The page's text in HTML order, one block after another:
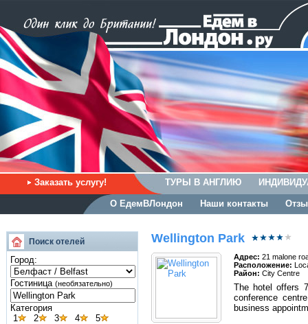
Заказать услугу! ТУРЫ В АНГЛИЮ
О ЕдемВЛондон Наши контакты
Поиск отелей
Город:
Гостиница (необязательно)
Категория
1
2 3 4 5
Wellington Park
Адрес: 21 malone
Расположение:
Район: City Centre
The hotel offers
conference
business